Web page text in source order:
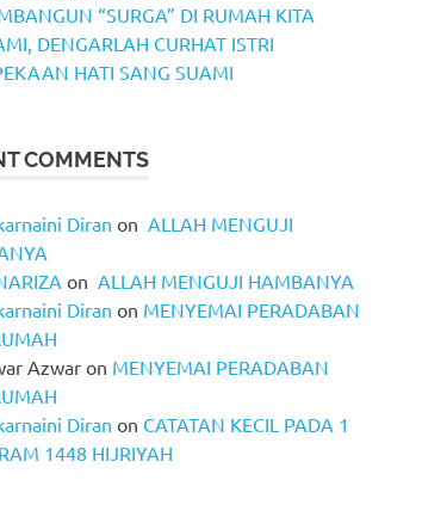
“SURGA” DI RUMAH KITA
DENGARLAH CURHAT ISTRI
HATI SANG SUAMI
COMMENTS
Diran on ALLAH MENGUJI
on ALLAH MENGUJI HAMBANYA
Diran on MENYEMAI PERADABAN
Azwaron MENYEMAI PERADABAN
Diran on CATATAN KECIL PADA 1
1448 HIJRIYAH